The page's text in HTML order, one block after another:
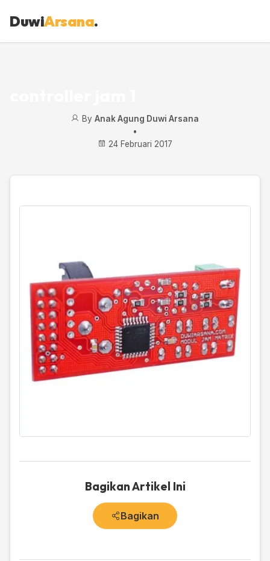
DuwiArsana.
By Anak Agung Duwi Arsana
•
24 Februari 2017
Bagikan Artikel Ini
Bagikan